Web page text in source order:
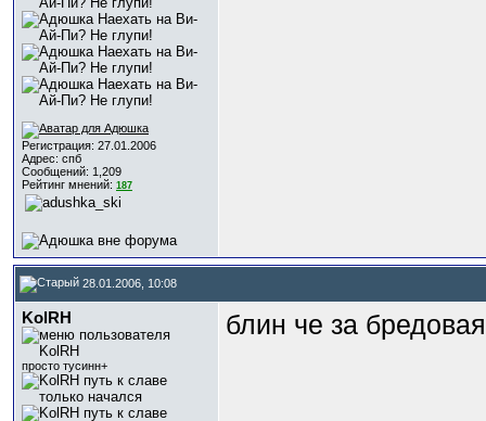
Регистрация: 27.01.2006
Адрес: спб
Сообщений: 1,209
Рейтинг мнений: 187
28.01.2006, 10:08
KolRH
просто тусинн+
блин че за